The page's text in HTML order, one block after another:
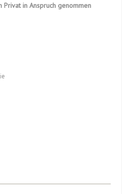
Privat in Anspruch genommen